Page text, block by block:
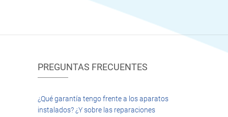
PREGUNTAS FRECUENTES
¿Qué garantía tengo frente a los aparatos
instalados? ¿Y sobre las reparaciones